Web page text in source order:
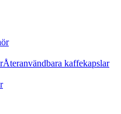
Återanvändbara kaffekapslar